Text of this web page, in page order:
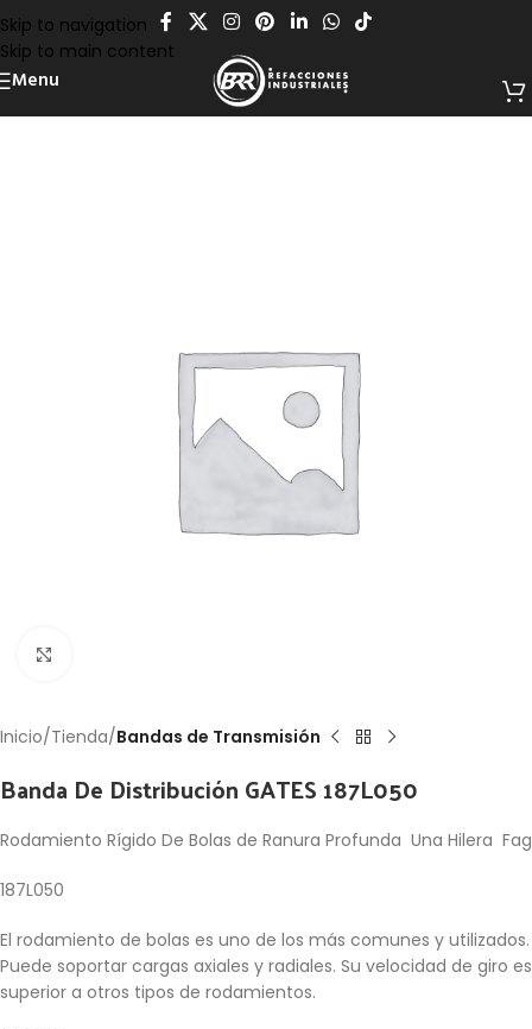
Skip to navigation
Skip to main content
Menu
Inicio Tienda Bandas de Transmisión
Banda De Distribución GATES 187L050
Rodamiento Rígido De Bolas de Ranura Profunda Una Hilera Fag
187L050
El rodamiento de bolas es uno de los más comunes y utilizados.
Puede soportar cargas axiales y radiales. Su velocidad de giro es
superior a otros tipos de rodamientos.